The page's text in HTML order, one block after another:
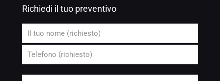
Richiedi il tuo preventivo